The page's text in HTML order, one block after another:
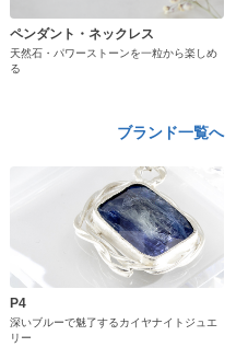
ペンダント・ネックレス
天然石・パワーストーンを一粒から楽しめ
る
ブランド一覧へ
P4
深いブルーで魅了するカイヤナイトジュエ
リー